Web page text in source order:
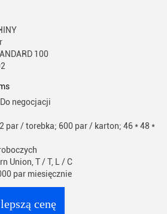
100
negocjacji
par / torebka; 600 par / karton; 46 * 48 *
Union, T / T, L / C
par miesięcznie
cenę